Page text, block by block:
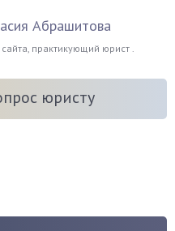
Абрашитова
практикующий юрист .
юристу